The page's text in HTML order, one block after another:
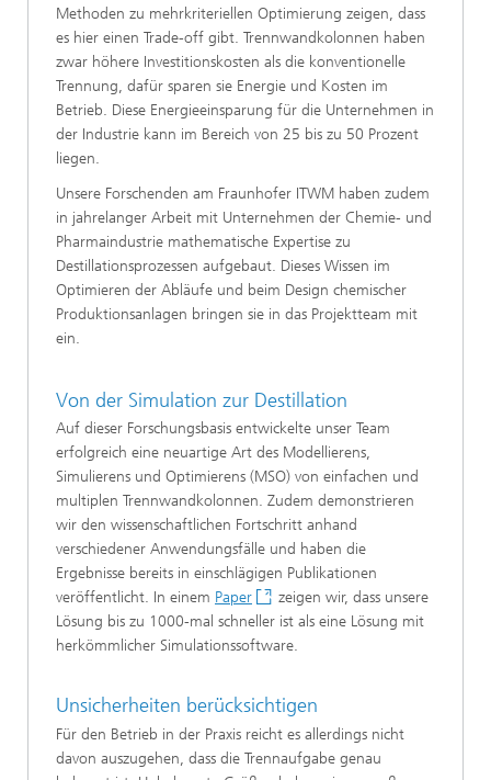
Methoden zu mehrkriteriellen Optimierung zeigen, dass
es hier einen Trade-off gibt. Trennwandkolonnen haben
zwar höhere Investitionskosten als die konventionelle
Trennung, dafür sparen sie Energie und Kosten im
Betrieb. Diese Energieeinsparung für die Unternehmen in
der Industrie kann im Bereich von 25 bis zu 50 Prozent
liegen.
Unsere Forschenden am Fraunhofer ITWM haben zudem
in jahrelanger Arbeit mit Unternehmen der Chemie- und
Pharmaindustrie mathematische Expertise zu
Destillationsprozessen aufgebaut. Dieses Wissen im
Optimieren der Abläufe und beim Design chemischer
Produktionsanlagen bringen sie in das Projektteam mit
ein.
Von der Simulation zur Destillation
Auf dieser Forschungsbasis entwickelte unser Team
erfolgreich eine neuartige Art des Modellierens,
Simulierens und Optimierens (MSO) von einfachen und
multiplen Trennwandkolonnen. Zudem demonstrieren
wir den wissenschaftlichen Fortschritt anhand
verschiedener Anwendungsfälle und haben die
Ergebnisse bereits in einschlägigen Publikationen
veröffentlicht. In einem Paper
zeigen wir, dass unsere
Lösung bis zu 1000-mal schneller ist als eine Lösung mit
herkömmlicher Simulationssoftware.
Unsicherheiten berücksichtigen
Für den Betrieb in der Praxis reicht es allerdings nicht
davon auszugehen, dass die Trennaufgabe genau